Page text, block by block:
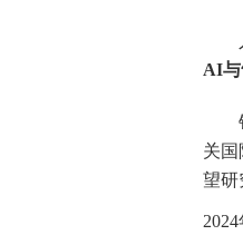
AI
关
望研
2024